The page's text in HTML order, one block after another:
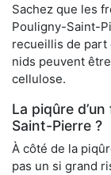
Sachez que les
Pouligny-Saint-
recueillis de part
nids peuvent
cellulose.
La piqûre
Saint-Pierre ?
À côté de la
pas un si grand